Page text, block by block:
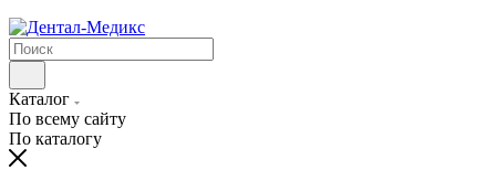
Каталог
По всему сайту
По каталогу